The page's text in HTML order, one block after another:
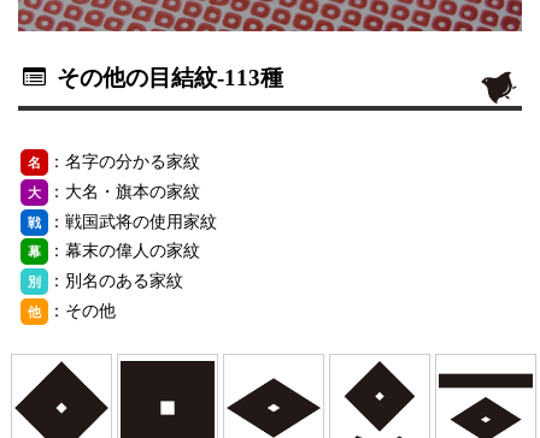
その他の目結紋-113種
名 ：名字の分かる家紋
大 ：大名・旗本の家紋
戦 ：戦国武将の使用家紋
幕 ：幕末の偉人の家紋
別 ：別名のある家紋
他 ：その他